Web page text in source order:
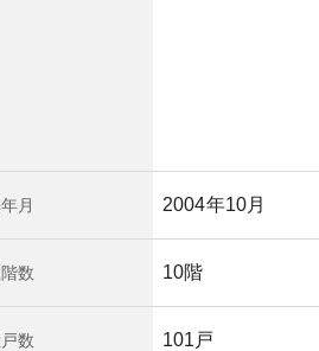
月 2004年10月
数 10階
数 101戸